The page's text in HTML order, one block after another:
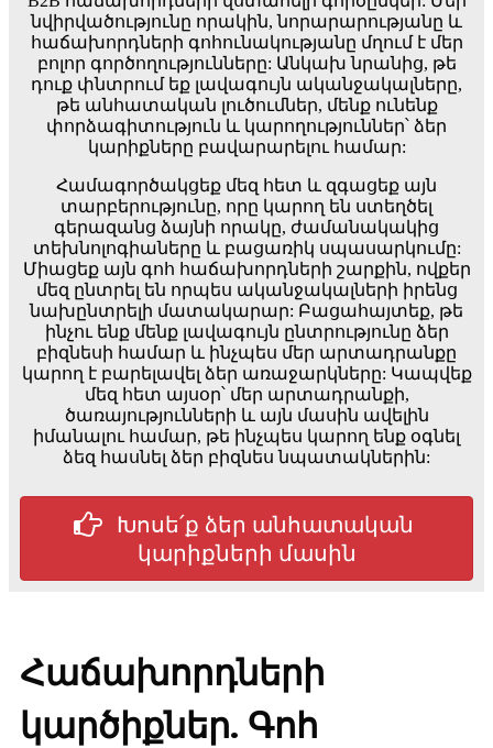
նվիրվածությունը որակին, նորարարությանը և
հաճախորդների գոհունակությանը մղում է մեր
բոլոր գործողությունները: Անկախ նրանից, թե
դուք փնտրում եք լավագույն ականջակալները,
թե անհատական ​​լուծումներ, մենք ունենք
փորձագիտություն և կարողություններ՝ ձեր
կարիքները բավարարելու համար:
Համագործակցեք մեզ հետ և զգացեք այն
տարբերությունը, որը կարող են ստեղծել
գերազանց ձայնի որակը, ժամանակակից
տեխնոլոգիաները և բացառիկ սպասարկումը:
Միացեք այն գոհ հաճախորդների շարքին, ովքեր
մեզ ընտրել են որպես ականջակալների իրենց
նախընտրելի մատակարար: Բացահայտեք, թե
ինչու ենք մենք լավագույն ընտրությունը ձեր
բիզնեսի համար և ինչպես մեր արտադրանքը
կարող է բարելավել ձեր առաջարկները: Կապվեք
մեզ հետ այսօր՝ մեր արտադրանքի,
ծառայությունների և այն մասին ավելին
իմանալու համար, թե ինչպես կարող ենք օգնել
ձեզ հասնել ձեր բիզնես նպատակներին:
Խոսե՛ք ձեր անհատական ​​
կարիքների մասին
Հաճախորդների
կարծիքներ. Գոհ